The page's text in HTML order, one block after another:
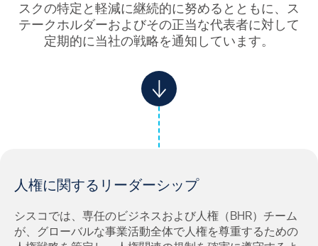
スクの特定と軽減に継続的に努めるとともに、ス
テークホルダーおよびその正当な代表者に対して
定期的に当社の戦略を通知しています。
人権に関するリーダーシップ
シスコでは、専任のビジネスおよび人権（BHR）チーム
が、グローバルな事業活動全体で人権を尊重するための